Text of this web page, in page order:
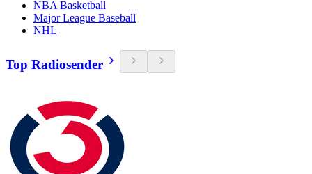
NBA Basketball
Major League Baseball
NHL
Top Radiosender